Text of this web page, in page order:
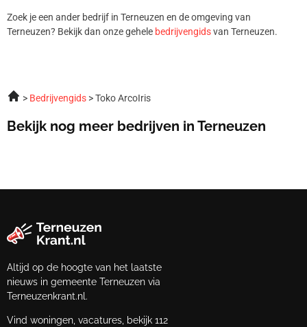
Zoek je een ander bedrijf in Terneuzen en de omgeving van
Terneuzen? Bekijk dan onze gehele bedrijvengidsvan Terneuzen.
Bedrijvengids Toko ArcoIris
Bekijk nog meer bedrijven in Terneuzen
Altijd op de hoogte van het laatste
nieuws in gemeente Terneuzen via
Terneuzenkrant.nl.
Vind woningen, vacatures, bekijk 112